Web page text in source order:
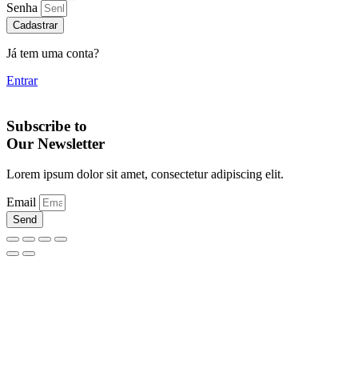
Senha
Cadastrar
Já tem uma conta?
Entrar
Subscribe to
Our Newsletter
Lorem ipsum dolor sit amet, consectetur adipiscing elit.
Email
Send